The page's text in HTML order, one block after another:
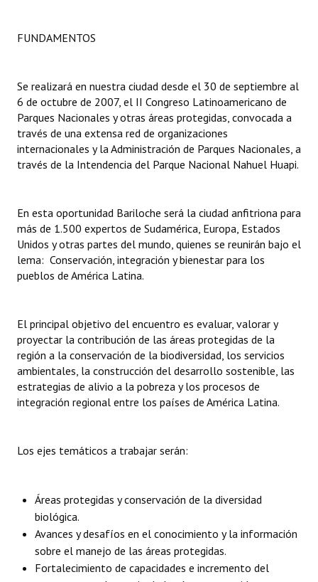
Informes de Unidad Coordinadora
Actas de Audiencias Públicas
NORMATIVA
Comunicaciones
Resoluciones
Resoluciones de Presidencia
INSTITUCIONAL
Noticias Destacadas
Registros y Distinciones
Datos Históricos
Audiencias Públicas - Registro
Periodistas Decanos - Registro
Ciudadano Ilustre - Registro
Banca del Vecino - Registro
FUNDAMENTOS
Se realizará en nuestra ciudad desde el 30 de septiembre al
6 de octubre de 2007, el II Congreso Latinoamericano de
Parques Nacionales y otras áreas protegidas, convocada a
través de una extensa red de organizaciones
internacionales y la Administración de Parques Nacionales, a
través de la Intendencia del Parque Nacional Nahuel Huapi.
En esta oportunidad Bariloche será la ciudad anfitriona para
más de 1.500 expertos de Sudamérica, Europa, Estados
Unidos y otras partes del mundo, quienes se reunirán bajo el
lema:  Conservación, integración y bienestar para los
pueblos de América Latina.
El principal objetivo del encuentro es evaluar, valorar y
proyectar la contribución de las áreas protegidas de la
región a la conservación de la biodiversidad, los servicios
ambientales, la construcción del desarrollo sostenible, las
estrategias de alivio a la pobreza y los procesos de
integración regional entre los países de América Latina.
Los ejes temáticos a trabajar serán:
Áreas protegidas y conservación de la diversidad
biológica.
Avances y desafíos en el conocimiento y la información
sobre el manejo de las áreas protegidas.
Fortalecimiento de capacidades e incremento del